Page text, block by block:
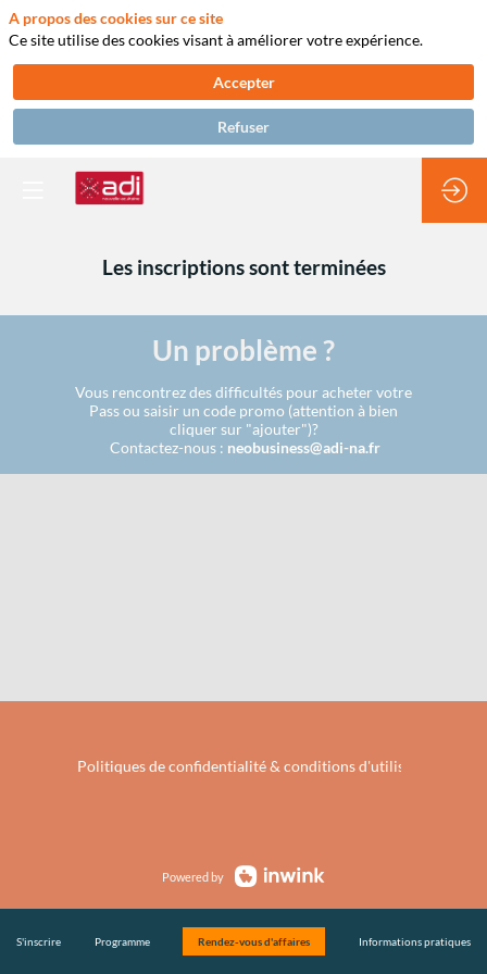
Les inscriptions sont terminées
Un problème ?
Vous rencontrez des difficultés pour acheter votre
Pass ou saisir un code promo (attention à bien
cliquer sur "ajouter")?
Contactez-nous : neobusiness@adi-na.fr
Politiques de confidentialité & conditions d'utilisation de vos
Powered by
S'inscrire Programme Rendez-vous d'affaires Informations pratiques
A propos des cookies sur ce site
Ce site utilise des cookies visant à améliorer votre expérience.
Accepter
Refuser